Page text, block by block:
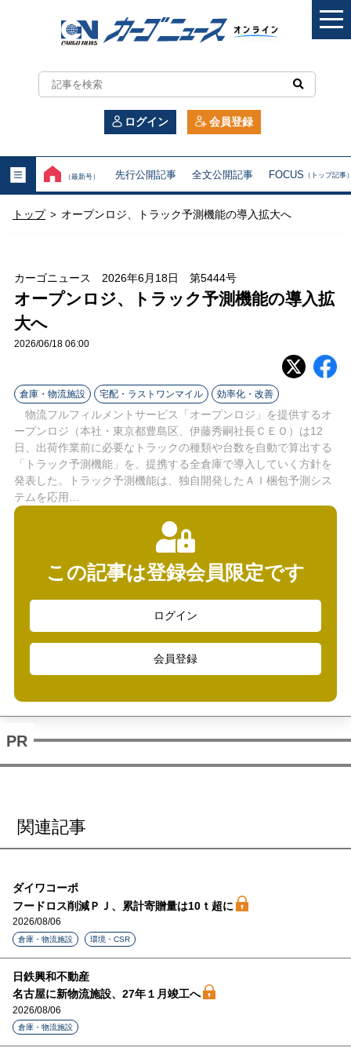
カ
ー
ニ
ュ
オ
イ
ン
ログイン 会員登録
（最新号） 先行公開記事 全文公開記事 FOCUS （トップ記事
トップ > オープンロジ、トラック予測機能の導入拡大へ
カーゴニュース 2026年6月18日 第5444号
オープンロジ、トラック予測機能の導入拡
大へ
2026/06/18 06:00
倉庫・物流施設 宅配・ラストワンマイル 効率化・改善
物流フルフィルメントサービス「オープンロジ」を提供するオ
ープンロジ（本社・東京都豊島区、伊藤秀嗣社長ＣＥＯ）は12
日、出荷作業前に必要なトラックの種類や台数を自動で算出する
「トラック予測機能」を、提携する全倉庫で導入していく方針を
発表した。トラック予測機能は、独自開発したＡＩ梱包予測シス
テムを応用…
この記事は登録会員限定です
ログイン
会員登録
関連記事
ダイワコーポ
フードロス削減ＰＪ、累計寄贈量は10ｔ超に
2026/08/06
倉庫・物流施設 環境・CSR
日鉄興和不動産
名古屋に新物流施設、27年１月竣工へ
2026/08/06
倉庫・物流施設